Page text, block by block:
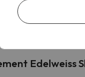
Edelweiss